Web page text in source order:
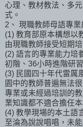
心理、教材教法、多
式。
2、 現職教師母語專業
(1) 教育部原本構想以
由現職教師接受短期
(2) 語言的專業能力培
初階、36小時進階研
(3) 民國四十年代雷厲
園中的教師普遍無法
專業或未經過培訓的
業知識都不適合擔任
(4) 教學現場的本土語
至淪為說說唱唱，未